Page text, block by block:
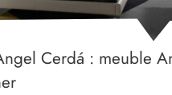
Cerdá : meuble